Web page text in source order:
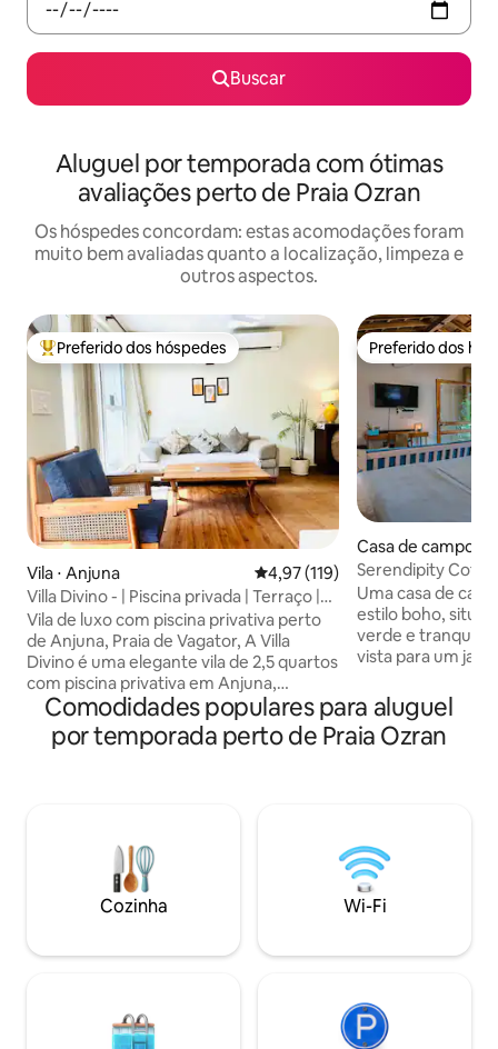
Buscar
Aluguel por temporada com ótimas
avaliações perto de Praia Ozran
Os hóspedes concordam: estas acomodações foram
muito bem avaliadas quanto a localização, limpeza e
outros aspectos.
Entre os melhores preferidos dos hóspedes
Preferido dos hóspedes
Vila ⋅ Anjuna 4,97 de uma avaliação média de
4,97 (119)
Villa Divino - | Piscina privada | Terraço |
Wi-Fi | Praia
Vila de luxo com piscina privativa perto
de Anjuna, Praia de Vagator, A Villa
Divino é uma elegante vila de 2,5 quartos
com piscina privativa em Anjuna,
escondida em um cinturão verde
exuberante e tranquilo, mas a poucos
minutos dos cafés, praias e vida noturna
tranquila de Morjim, Ashwem, Candolim
e Baga, esta vivenda bem iluminada fica
em um complexo fechado exclusivo,
com segurança 24 horas, piscina
colina, no norte de Goa!
Preferido dos
Preferido dos
Casa de campo ⋅
Serendipity
tranquila em
Uma casa de
estilo boho,
verde e tranquilo
vista para um
uma sensação de
arejamento e
aquele tipo de
apenas 5 minutos
da vida noturna
o melhor dos
hóspedes que
Comodidades populares para aluguel
por temporada perto de Praia Ozran
Cozinha Wi-Fi